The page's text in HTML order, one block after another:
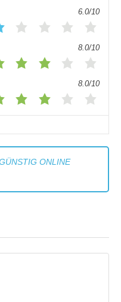
6.0/10
8.0/10
8.0/10
ONLINE